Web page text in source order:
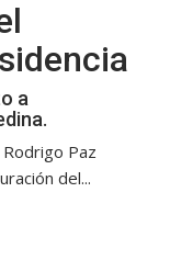
a
Paz
del...